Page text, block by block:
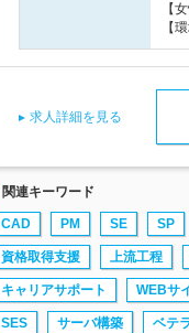
【
【
求人詳細を見る
関連キーワード
CAD PM SE SP
資格取得支援 上流工程
キャリアサポート WEBサ
SES サーバ構築 ベテ